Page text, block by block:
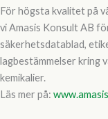
För högsta kvalitet på
vi Amasis Konsult AB
säkerhetsdatablad,
lagbestämmelser kring
kemikalier.
Läs mer på: